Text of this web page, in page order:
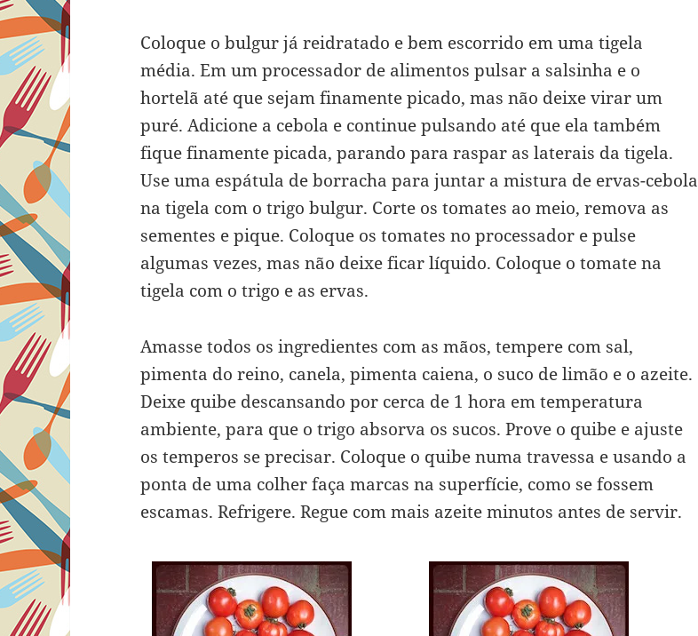
Coloque o bulgur já reidratado e bem escorrido em uma tigela
média. Em um processador de alimentos pulsar a salsinha e o
hortelã até que sejam finamente picado, mas não deixe virar um
puré. Adicione a cebola e continue pulsando até que ela também
fique finamente picada, parando para raspar as laterais da tigela.
Use uma espátula de borracha para juntar a mistura de ervas-cebola
na tigela com o trigo bulgur. Corte os tomates ao meio, remova as
sementes e pique. Coloque os tomates no processador e pulse
algumas vezes, mas não deixe ficar líquido. Coloque o tomate na
tigela com o trigo e as ervas.
Amasse todos os ingredientes com as mãos, tempere com sal,
pimenta do reino, canela, pimenta caiena, o suco de limão e o azeite.
Deixe quibe descansando por cerca de 1 hora em temperatura
ambiente, para que o trigo absorva os sucos. Prove o quibe e ajuste
os temperos se precisar. Coloque o quibe numa travessa e usando a
ponta de uma colher faça marcas na superfície, como se fossem
escamas. Refrigere. Regue com mais azeite minutos antes de servir.